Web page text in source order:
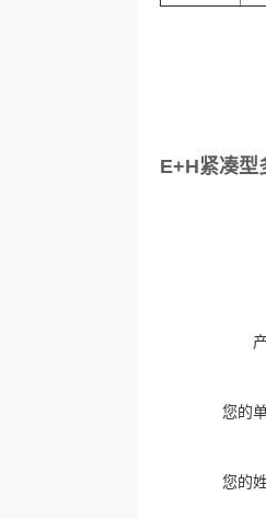
E+H紧凑型
您的
您的